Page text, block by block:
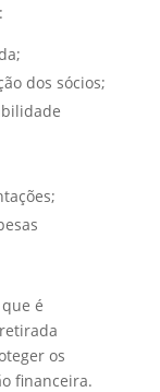
dos sócios;
é
os
financeira.